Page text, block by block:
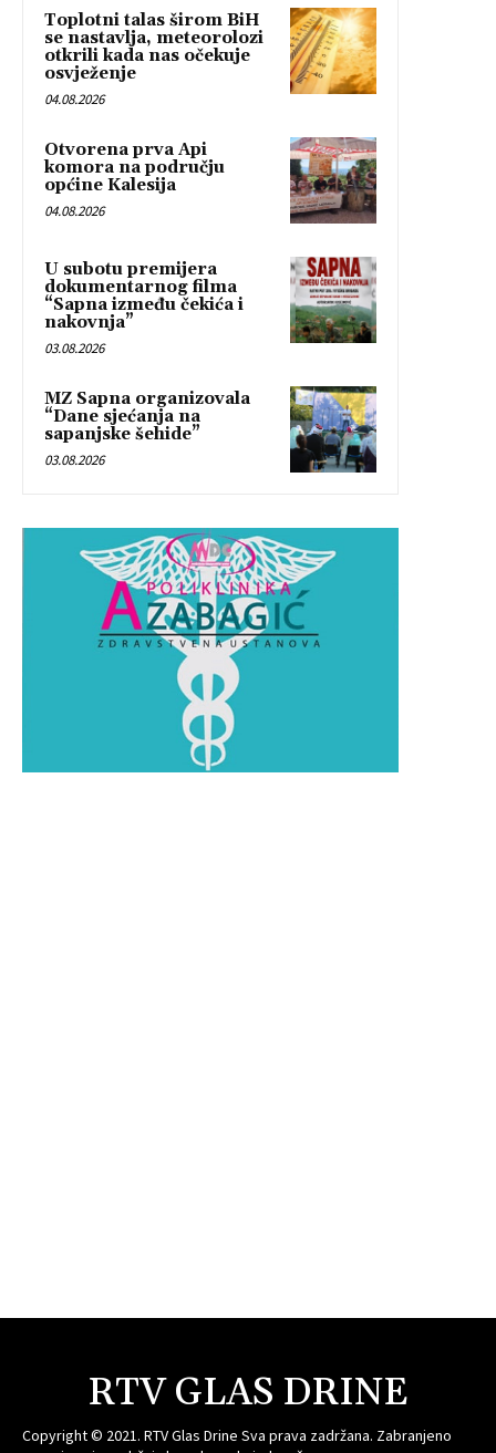
Toplotni talas širom BiH
se nastavlja, meteorolozi
otkrili kada nas očekuje
osvježenje
04.08.2026
Otvorena prva Api
komora na području
općine Kalesija
04.08.2026
U subotu premijera
dokumentarnog filma
“Sapna između čekića i
nakovnja”
03.08.2026
MZ Sapna organizovala
“Dane sjećanja na
sapanjske šehide”
03.08.2026
RTV GLAS DRINE
Copyright © 2021. RTV Glas Drine Sva prava zadržana. Zabranjeno